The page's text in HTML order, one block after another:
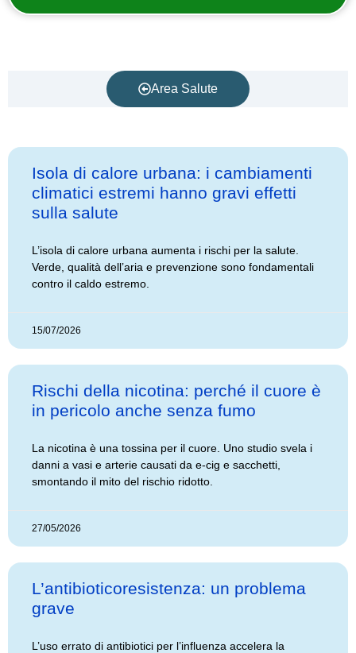
Area Salute
Isola di calore urbana: i cambiamenti
climatici estremi hanno gravi effetti
sulla salute
L’isola di calore urbana aumenta i rischi per la salute.
Verde, qualità dell’aria e prevenzione sono fondamentali
contro il caldo estremo.
15/07/2026
Rischi della nicotina: perché il cuore è
in pericolo anche senza fumo
La nicotina è una tossina per il cuore. Uno studio svela i
danni a vasi e arterie causati da e-cig e sacchetti,
smontando il mito del rischio ridotto.
27/05/2026
L’antibioticoresistenza: un problema
grave
L’uso errato di antibiotici per l’influenza accelera la